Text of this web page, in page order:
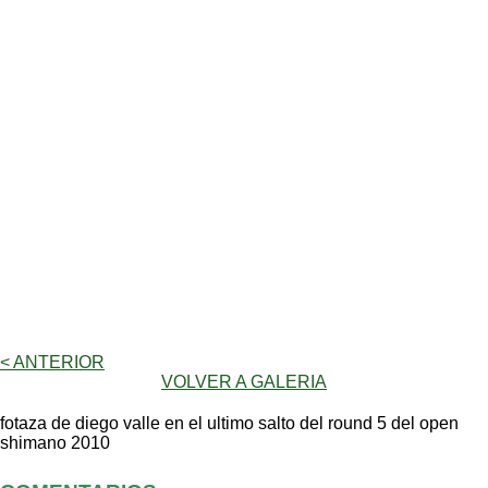
< ANTERIOR
VOLVER A GALERIA
fotaza de diego valle en el ultimo salto del round 5 del open
shimano 2010